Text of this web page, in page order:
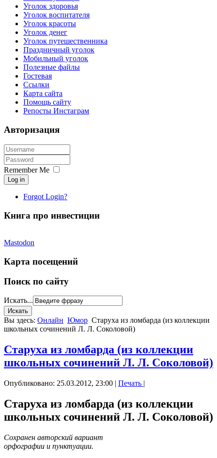
Уголок здоровья
Уголок воспитателя
Уголок красоты
Уголок денег
Уголок путешественника
Праздничный уголок
Мобильный уголок
Полезные файлы
Гостевая
Ссылки
Карта сайта
Помощь сайту
Репосты Инстаграм
Авторизация
Remember Me
Log in
Forgot Login?
Книга про инвестиции
Mastodon
Карта посещений
Поиск по сайту
Искать...
Вы здесь: Онлайн Юмор Старуха из ломбарда (из коллекции
школьных сочинений Л. Л. Соколовой)
Старуха из ломбарда (из коллекции
школьных сочинений Л. Л. Соколовой)
Опубликовано: 25.03.2012, 23:00 | Печать |
Старуха из ломбарда (из коллекции
школьных сочинений Л. Л. Соколовой)
Сохранен авторский вариант
орфографии и пунктуации.